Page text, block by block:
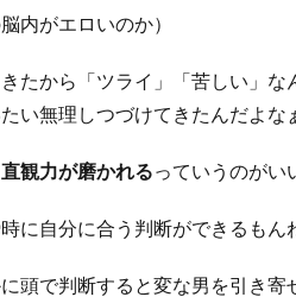
脳内がエロいのか）
たから「ツライ」「苦しい」
い無理しつづけてきたんだよな
観力が磨かれるっていうのがい
に自分に合う判断ができるもん
頭で判断すると変な男を引き寄